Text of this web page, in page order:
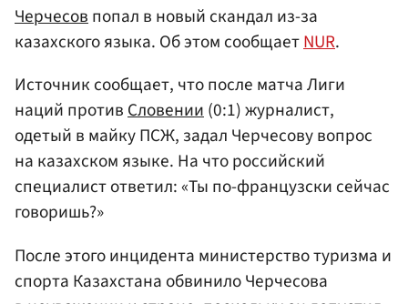
Черчесовпопал в новый скандал из-за
казахского языка. Об этом сообщаетNUR.
Источник сообщает, что после матча Лиги
наций противСловении(0:1) журналист,
одетый в майку ПСЖ, задал Черчесову вопрос
на казахском языке. На что российский
специалист ответил: «Ты по-французски сейчас
говоришь?»
После этого инцидента министерство туризма и
спорта Казахстана обвинило Черчесова